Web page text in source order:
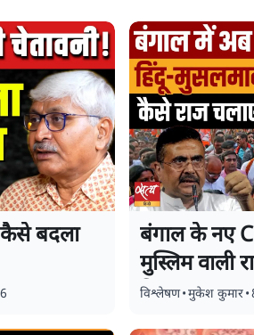
बदला
|
बंगाल के नए
मुस्लिम वाली
विकास
विश्लेषण•मुकेश कुमार•